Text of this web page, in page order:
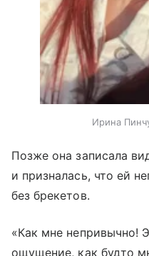
Ирина
Позже она записала
и призналась, что ей
без брекетов.
«Как мне непривычно!
ощущение, как будто